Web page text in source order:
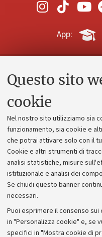
Questo sito
cookie
Nel nostro sito utilizziamo sia
funzionamento, sia cookie e
che potrai attivare solo con il
Cookie e altri strumenti di
analisi statistiche, misure
istituzionale e analisi dei
Se chiudi questo banner
necessari.
Puoi esprimere il consenso
in "Personalizza cookie" e, se
specifici in "Mostra cookie di
App:
Bandi,